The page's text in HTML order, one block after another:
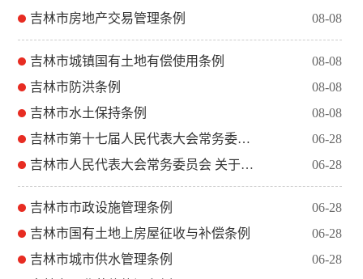
吉林市房地产交易管理条例
08-08
吉林市城镇国有土地有偿使用条例
08-08
吉林市防洪条例
08-08
吉林市水土保持条例
08-08
吉林市第十七届人民代表大会常务委员会公告
06-28
吉林市人民代表大会常务委员会 关于废止和修改《吉林市清真食品...
06-28
吉林市市政设施管理条例
06-28
吉林市国有土地上房屋征收与补偿条例
06-28
吉林市城市供水管理条例
06-28